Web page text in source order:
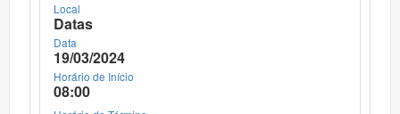
Local
Datas
Data
19/03/2024
Horário de Início
08:00